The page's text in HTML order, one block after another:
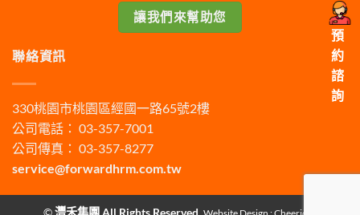
讓我們來幫助您
聯絡資訊
330桃園市桃園區經國一路65號2樓
公司電話： 03-357-7001
公司傳真： 03-357-8277
service@forwardhrm.com.tw
©灃禾集團 All Rights Reserved.
預
約
諮
詢